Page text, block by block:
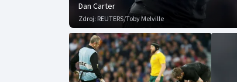
Dan Carter
Zdroj: REUTERS/Toby Melville